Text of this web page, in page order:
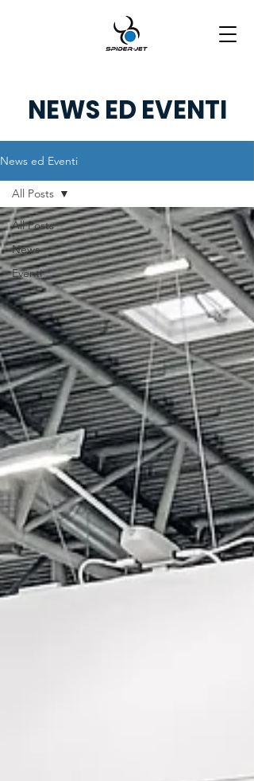
NEWS ED EVENTI
News ed Eventi
All Posts
News
Eventi
All Posts